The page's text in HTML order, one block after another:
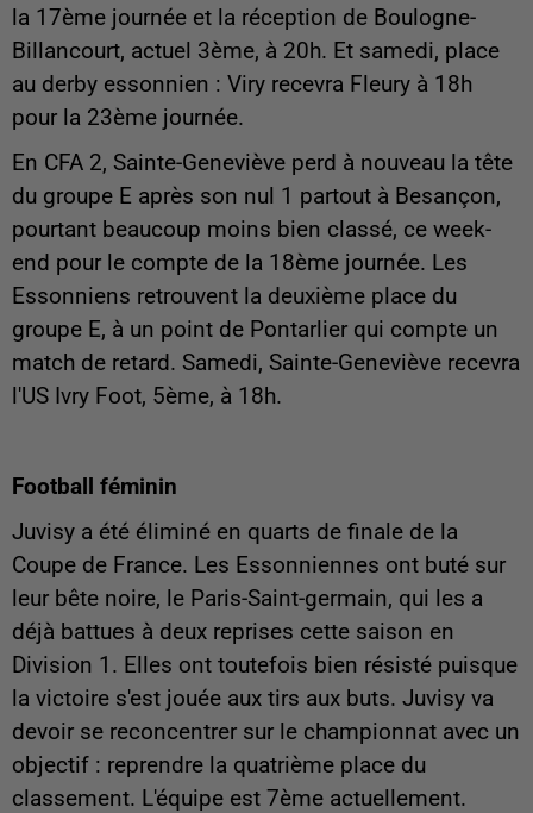
la 17ème journée et la réception de Boulogne-
Billancourt, actuel 3ème, à 20h. Et samedi, place
au derby essonnien : Viry recevra Fleury à 18h
pour la 23ème journée.
En CFA 2, Sainte-Geneviève perd à nouveau la tête
du groupe E après son nul 1 partout à Besançon,
pourtant beaucoup moins bien classé, ce week-
end pour le compte de la 18ème journée. Les
Essonniens retrouvent la deuxième place du
groupe E, à un point de Pontarlier qui compte un
match de retard. Samedi, Sainte-Geneviève recevra
l'US Ivry Foot, 5ème, à 18h.
Football féminin
Juvisy a été éliminé en quarts de finale de la
Coupe de France. Les Essonniennes ont buté sur
leur bête noire, le Paris-Saint-germain, qui les a
déjà battues à deux reprises cette saison en
Division 1. Elles ont toutefois bien résisté puisque
la victoire s'est jouée aux tirs aux buts. Juvisy va
devoir se reconcentrer sur le championnat avec un
objectif : reprendre la quatrième place du
classement. L'équipe est 7ème actuellement.